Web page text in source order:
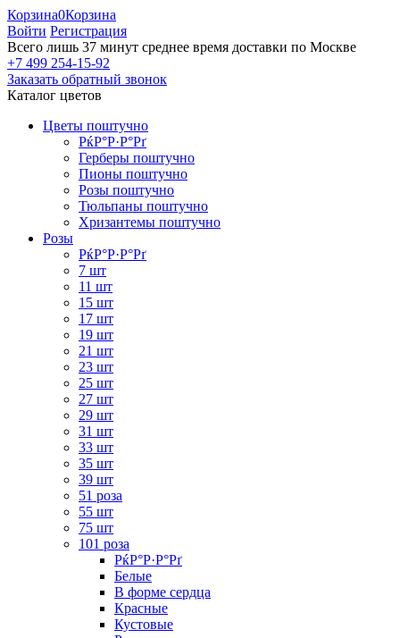
Корзина0Корзина
Войти Регистрация
Всего лишь 37 минут среднее время доставки по Москве
+7 499 254-15-92
Заказать обратный звонок
Каталог цветов
Цветы поштучно
РќР°Р·Р°Рґ
Герберы поштучно
Пионы поштучно
Розы поштучно
Тюльпаны поштучно
Хризантемы поштучно
Розы
РќР°Р·Р°Рґ
7 шт
11 шт
15 шт
17 шт
19 шт
21 шт
23 шт
25 шт
27 шт
29 шт
31 шт
33 шт
35 шт
39 шт
51 роза
55 шт
75 шт
101 роза
РќР°Р·Р°Рґ
Белые
В форме сердца
Красные
Кустовые